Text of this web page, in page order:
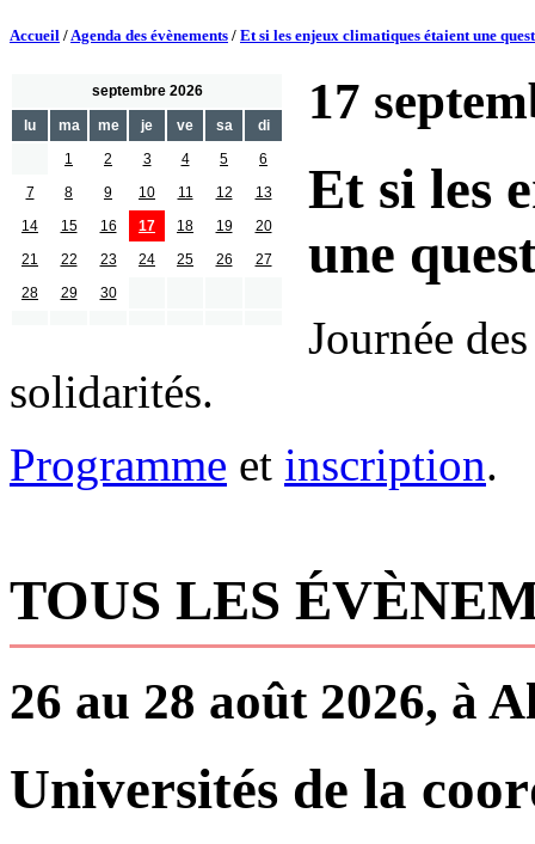
Accueil /Agenda des évènements / Et si les enjeux climatiques étaient une
septembre 2026
lu ma me je ve sa
di
1
2 3 4 5
6
7
8 9 10 11 12
13
14
15 16 17 18 19
20
21
22 23 24 25 26
27
28
29 30
17
Et si les
une
Journée
solidarités.
Programme et inscription.
TOUS LES
26 au 28 août 2026, à
Universités de la